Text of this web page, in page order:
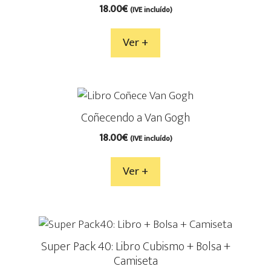
18.00€ (IVE incluído)
Ver +
Coñecendo a Van Gogh
18.00€ (IVE incluído)
Ver +
Super Pack 40: Libro Cubismo + Bolsa +
Camiseta